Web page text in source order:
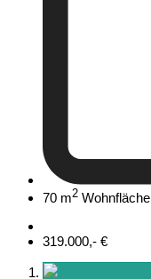
70 m2 Wohnfläche
319.000,- €